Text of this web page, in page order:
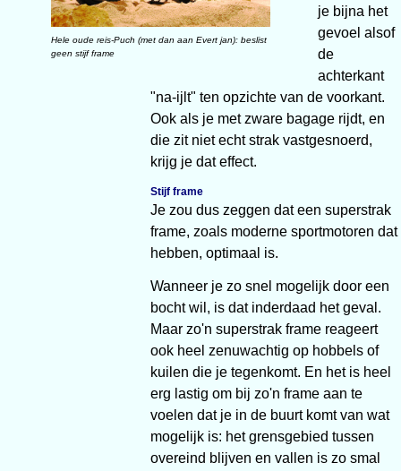
Hele oude reis-Puch (met dan aan Evert jan): beslist
geen stijf frame
je bijna het
gevoel alsof
de
achterkant
"na-ijlt" ten opzichte van de voorkant.
Ook als je met zware bagage rijdt, en
die zit niet echt strak vastgesnoerd,
krijg je dat effect.
Stijf frame
Je zou dus zeggen dat een superstrak
frame, zoals moderne sportmotoren dat
hebben, optimaal is.
Wanneer je zo snel mogelijk door een
bocht wil, is dat inderdaad het geval.
Maar zo'n superstrak frame reageert
ook heel zenuwachtig op hobbels of
kuilen die je tegenkomt. En het is heel
erg lastig om bij zo'n frame aan te
voelen dat je in de buurt komt van wat
mogelijk is: het grensgebied tussen
overeind blijven en vallen is zo smal